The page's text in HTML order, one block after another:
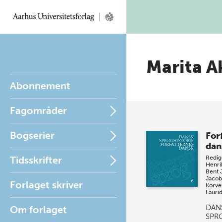
Abonnement
Fagområder
Bogserier
Tidsskrifter
Forlaget skriver
Om forlaget
Marita
Bent